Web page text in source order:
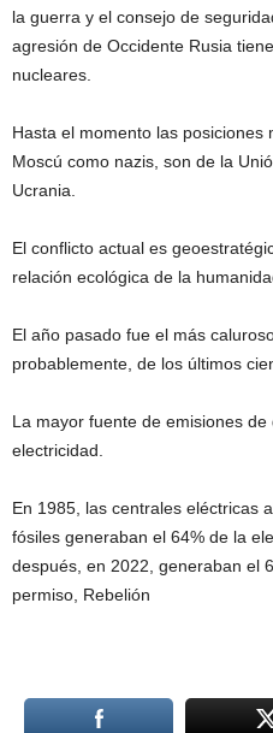
la guerra y el consejo de
agresión de Occidente Rusia
nucleares.
Hasta el momento las posiciones
Moscú como nazis, son de la
Ucrania.
El conflicto actual es
relación ecológica de la
El año pasado fue el más
probablemente, de los últimos
La mayor fuente de emisiones
electricidad.
En 1985, las centrales eléctricas
fósiles generaban el 64% de la
después, en 2022, generaban
permiso, Rebelión